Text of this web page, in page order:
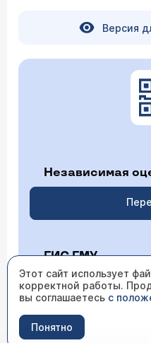
Версия
Независимая
ГИС ГМУ
Этот сайт использует
корректной работы.
вы соглашаетесь с
Понятно